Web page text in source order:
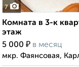
7
Комната в 3-к
этаж
5 000 ₽ в месяц
мкр. Фаянсовая,